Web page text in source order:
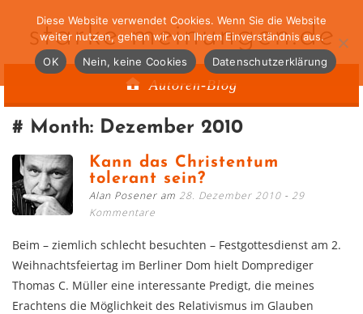
starke-meinungen.de
Autoren-Blog
Month: Dezember 2010
Kann das Christentum
tolerant sein?
Alan Posener am 28. Dezember 2010
29
Kommentare
Beim – ziemlich schlecht besuchten – Festgottesdienst am 2.
Weihnachtsfeiertag im Berliner Dom hielt Domprediger
Thomas C. Müller eine interessante Predigt, die meines
Erachtens die Möglichkeit des Relativismus im Glauben
Diese Website verwendet Cookies. Wenn Sie die Website
weiter nutzen, gehen wir von Ihrem Einverständnis aus.
OK
Nein, keine Cookies Datenschutzerklärung